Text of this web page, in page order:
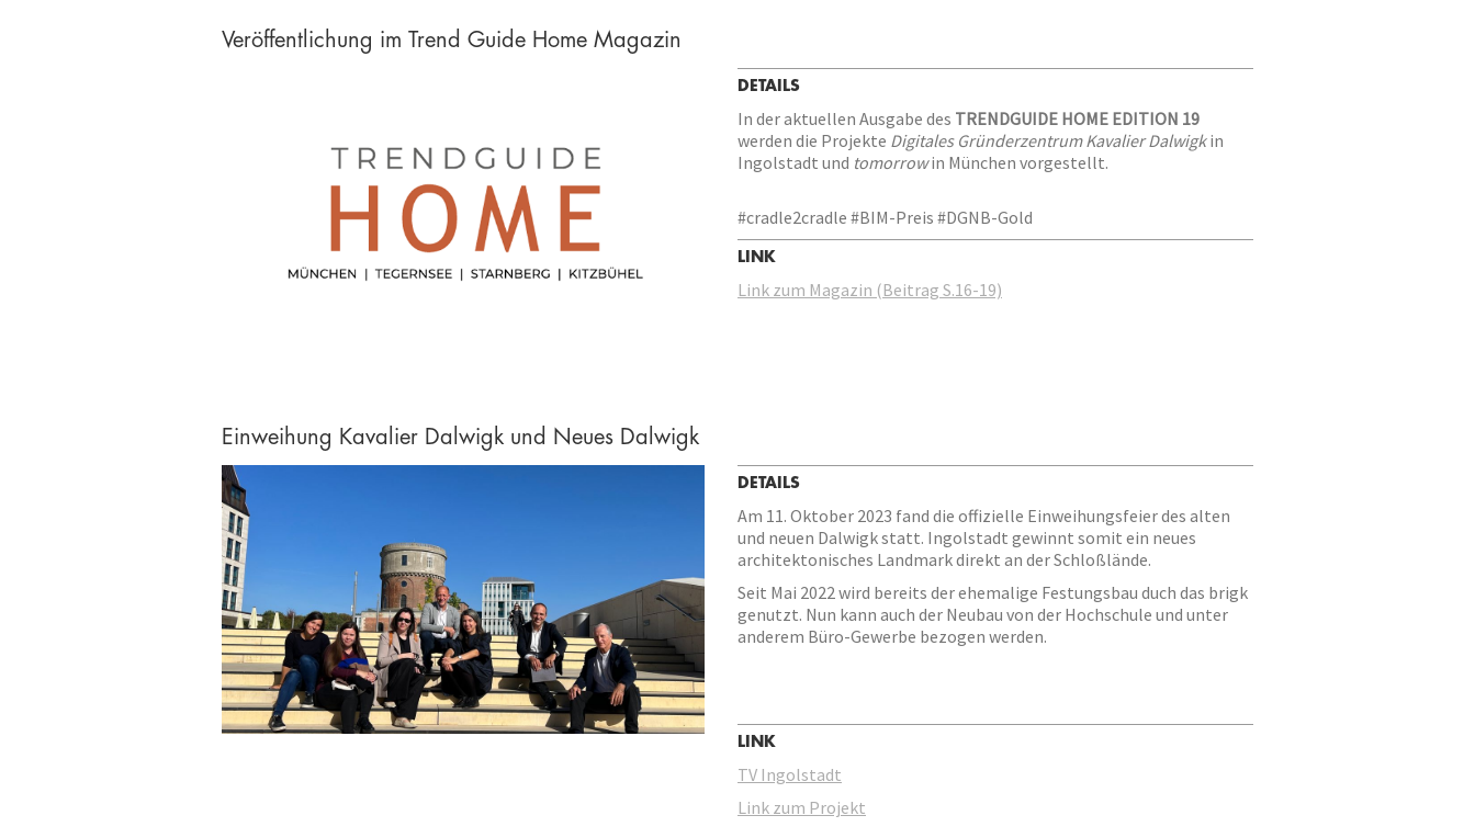
Veröffentlichung im Trend Guide Home Magazin
DETAILS
In der aktuellen Ausgabe des TRENDGUIDE HOME EDITION 19
werden die Projekte Digitales Gründerzentrum Kavalier Dalwigkin
Ingolstadt und tomorrowin München vorgestellt.
#cradle2cradle #BIM-Preis #DGNB-Gold
LINK
Link zum Magazin (Beitrag S.16-19)
Einweihung Kavalier Dalwigk und Neues Dalwigk
DETAILS
Am 11. Oktober 2023 fand die offizielle Einweihungsfeier des alten
und neuen Dalwigk statt. Ingolstadt gewinnt somit ein neues
architektonisches Landmark direkt an der Schloßlände.
Seit Mai 2022 wird bereits der ehemalige Festungsbau duch das brigk
genutzt. Nun kann auch der Neubau von der Hochschule und unter
anderem Büro-Gewerbe bezogen werden.
LINK
TV Ingolstadt
Link zum Projekt